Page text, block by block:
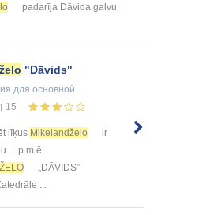
padarīja Dāvida galvu
"Dāvids"
для основной
15
līķus Mikelandželo
ir
... p.m.ē.
„DĀVIDS”
...